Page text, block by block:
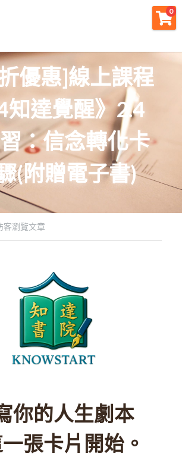
0
POWERED BY
優惠]線上課程
知達覺醒》2.4
：信念轉化卡
(附贈電子書)
客瀏覽文章
你的人生劇本
張卡片開始。
×